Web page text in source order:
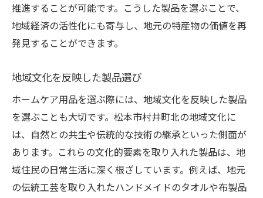
推進することが可能です。こうした製品を選ぶことで、
地域経済の活性化にも寄与し、地元の特産物の価値を再
発見することができます。
地域文化を反映した製品選び
ホームケア用品を選ぶ際には、地域文化を反映した製品
を選ぶことも大切です。松本市村井町北の地域文化に
は、自然との共生や伝統的な技術の継承といった側面が
あります。これらの文化的要素を取り入れた製品は、地
域住民の日常生活に深く根ざしています。例えば、地元
の伝統工芸を取り入れたハンドメイドのタオルや布製品